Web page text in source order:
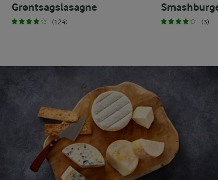
Grøntsagslasagne
(124) (3)